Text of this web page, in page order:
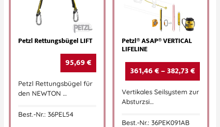
Petzl Rettungsbügel LIFT
95,69€
Petzl Rettungsbügel für
den NEWTON …
Best.-Nr.: 36PEL54
Petzl® ASAP® VERTICAL
LIFELINE
361,46€–382,73€
Vertikales Seilsystem zur
Absturzsi…
Best.-Nr.: 36PEK091AB